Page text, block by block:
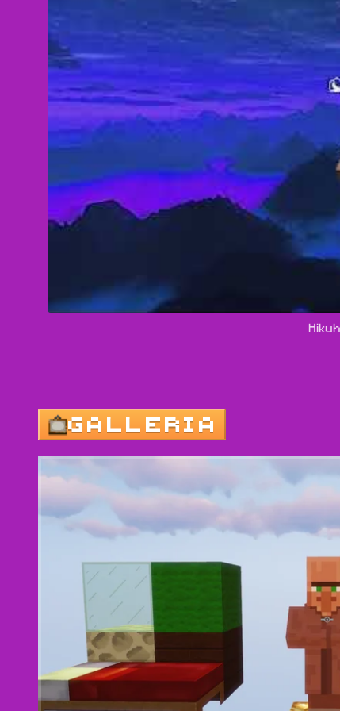
GALLERIA